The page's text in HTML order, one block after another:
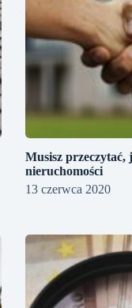
Musisz przeczytać,
nieruchomości
13 czerwca 2020